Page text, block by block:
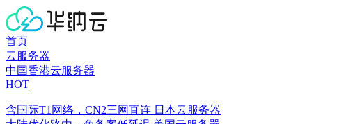
首页
云服务器
中国香港云服务器
HOT
含国际T1网络，CN2三网直连 日本云服务器